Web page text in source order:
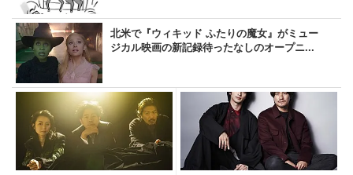
北米で『ウィキッド ふたりの魔女』がミュー
ジカル映画の新記録待ったなしのオープニ...